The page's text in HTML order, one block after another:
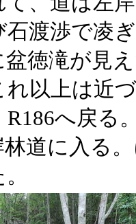
石渡渉で凌
徳滝が見
れ以上は近
R186へ戻る
道に入る